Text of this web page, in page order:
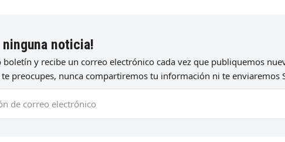
ninguna noticia!
boletín y recibe un correo electrónico cada vez que publiquemos
preocupes, nunca compartiremos tu información ni te enviaremos